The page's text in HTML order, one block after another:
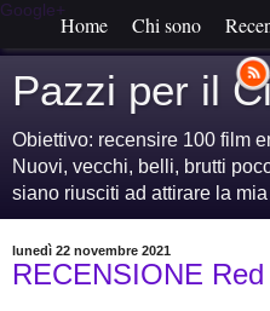
Google+
Home Chi sono
Pazzi per il
Obiettivo: recensire 100 film
Nuovi, vecchi, belli, brutti
siano riusciti ad attirare la
lunedì 22 novembre 2021
RECENSIONE